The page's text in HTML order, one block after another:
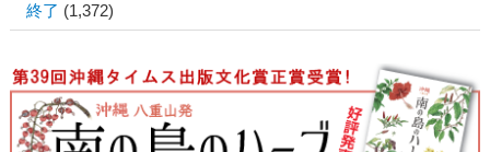
終了 (1,372)